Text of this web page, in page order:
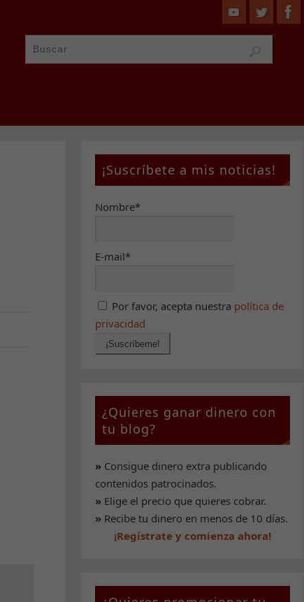
¡Suscríbete a mis noticias!
Nombre*
E-mail*
Por favor, acepta nuestra política de
privacidad
¿Quieres ganar dinero con
tu blog?
»Consigue dinero extra publicando
contenidos patrocinados.
»Elige el precio que quieres cobrar.
»Recibe tu dinero en menos de 10 días.
¡Regístrate y comienza ahora!